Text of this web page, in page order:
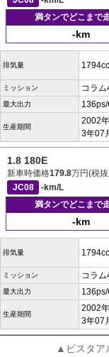
満タンでどこまで
-km
排気量 1794cc
ミッション コラム
最大出力
生産期間
2002
3年07
1.8 180E
新車時価格179.8万円(税
JC08
-km/L
満タンでどこまで
-km
排気量 1794cc
ミッション コラム
最大出力
生産期間
2002
3年07
▲ビスタア